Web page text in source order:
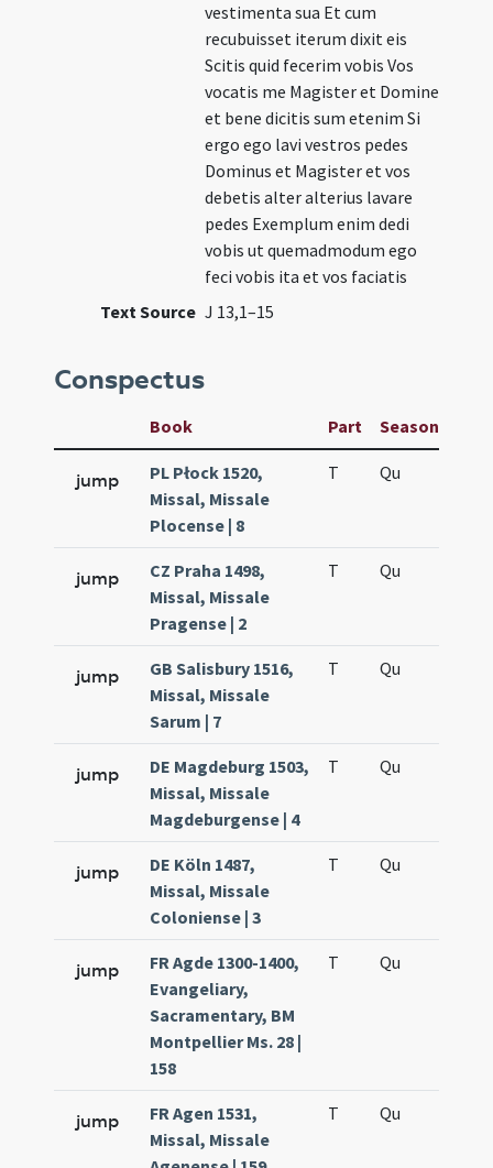
vestimenta sua Et cum
recubuisset iterum dixit eis
Scitis quid fecerim vobis Vos
vocatis me Magister et Domine
et bene dicitis sum etenim Si
ergo ego lavi vestros pedes
Dominus et Magister et vos
debetis alter alterius lavare
pedes Exemplum enim dedi
vobis ut quemadmodum ego
feci vobis ita et vos faciatis
Text Source J 13,1–15
Conspectus
Book Part Season
jump
PL Płock 1520,
Missal, Missale
Plocense | 8
T Qu
jump
CZ Praha 1498,
Missal, Missale
Pragense | 2
T Qu
jump
GB Salisbury 1516,
Missal, Missale
Sarum | 7
T Qu
jump
DE Magdeburg 1503,
Missal, Missale
Magdeburgense | 4
T Qu
jump
DE Köln 1487,
Missal, Missale
Coloniense | 3
T Qu
jump
FR Agde 1300-1400,
Evangeliary,
Sacramentary, BM
Montpellier Ms. 28 |
158
T Qu
jump
FR Agen 1531,
Missal, Missale
T Qu